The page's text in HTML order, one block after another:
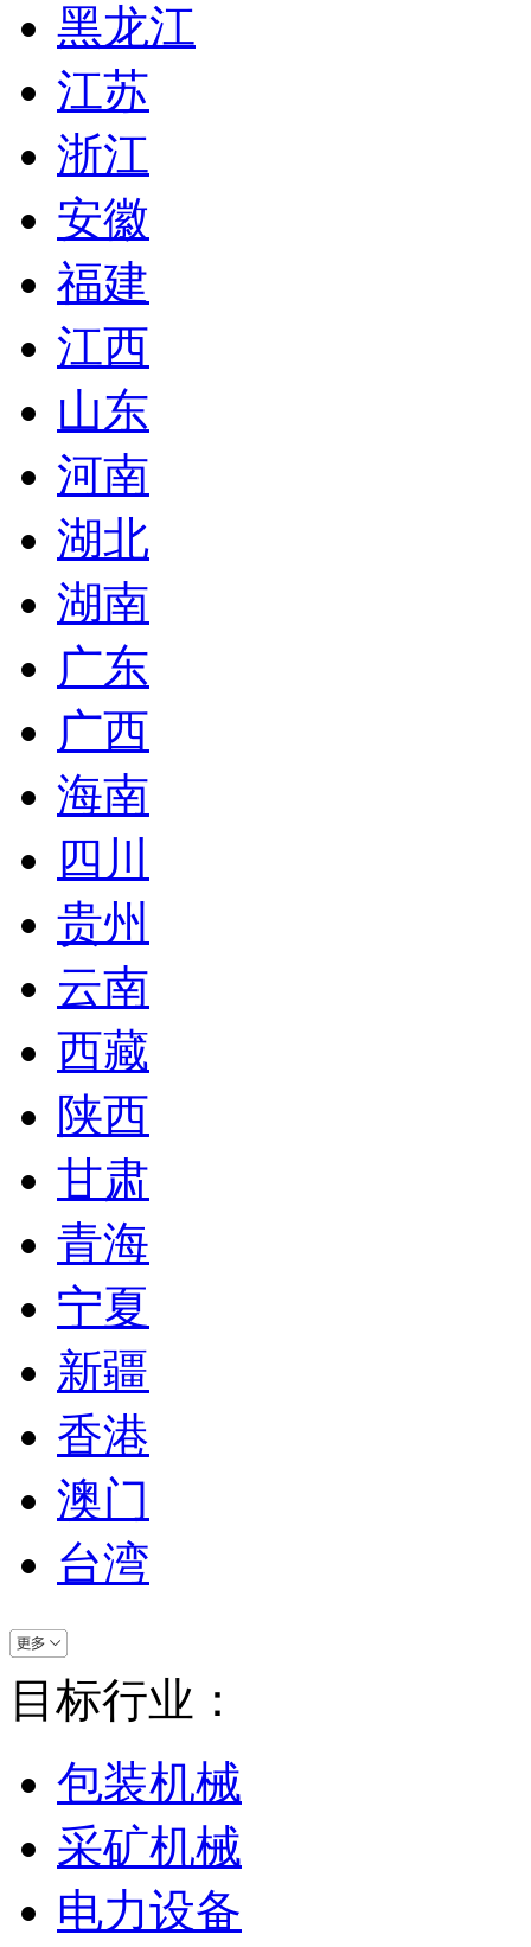
黑龙江
江苏
浙江
安徽
福建
江西
山东
河南
湖北
湖南
广东
广西
海南
四川
贵州
云南
西藏
陕西
甘肃
青海
宁夏
新疆
香港
澳门
台湾
目标行业：
包装机械
采矿机械
电力设备